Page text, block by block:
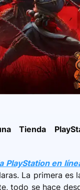
Tienda
PlayStation en
La primera es
todo se hace